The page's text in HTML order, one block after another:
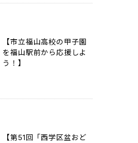
【市立福山高校の甲子園
を福山駅前から応援しよ
う！】
【第51回「西学区盆おど